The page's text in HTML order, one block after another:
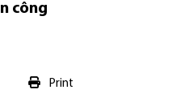
công
Print